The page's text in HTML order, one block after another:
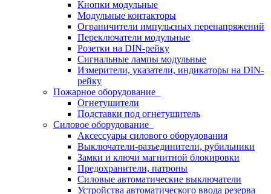
Кнопки модульные
Модульные контакторы
Ограничители импульсных перенапряжений
Переключатели модульные
Розетки на DIN-рейку
Сигнальные лампы модульные
Измерители, указатели, индикаторы на DIN-
рейку
Пожарное оборудование
Огнетушители
Подставки под огнетушитель
Силовое оборудование
Аксессуары силового оборудования
Выключатели-разъединители, рубильники
Замки и ключи магнитной блокировки
Предохранители, патроны
Силовые автоматические выключатели
Устройства автоматического ввода резерва